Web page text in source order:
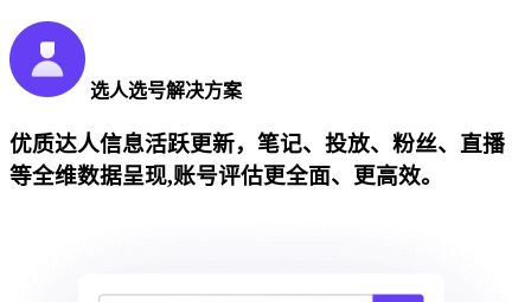
选人选号解决方案
优质达人信息活跃更新，笔记、投放、粉丝、直播
等全维数据呈现,账号评估更全面、更高效。